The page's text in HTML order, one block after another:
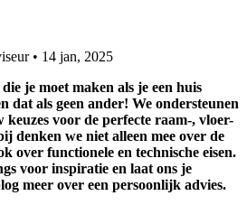
• 14 jan, 2025
je moet maken als je een huis
als geen ander! We ondersteunen
voor de perfecte raam-, vloer-
denken we niet alleen mee over de
over functionele en technische eisen.
voor inspiratie en laat ons je
meer over een persoonlijk advies.